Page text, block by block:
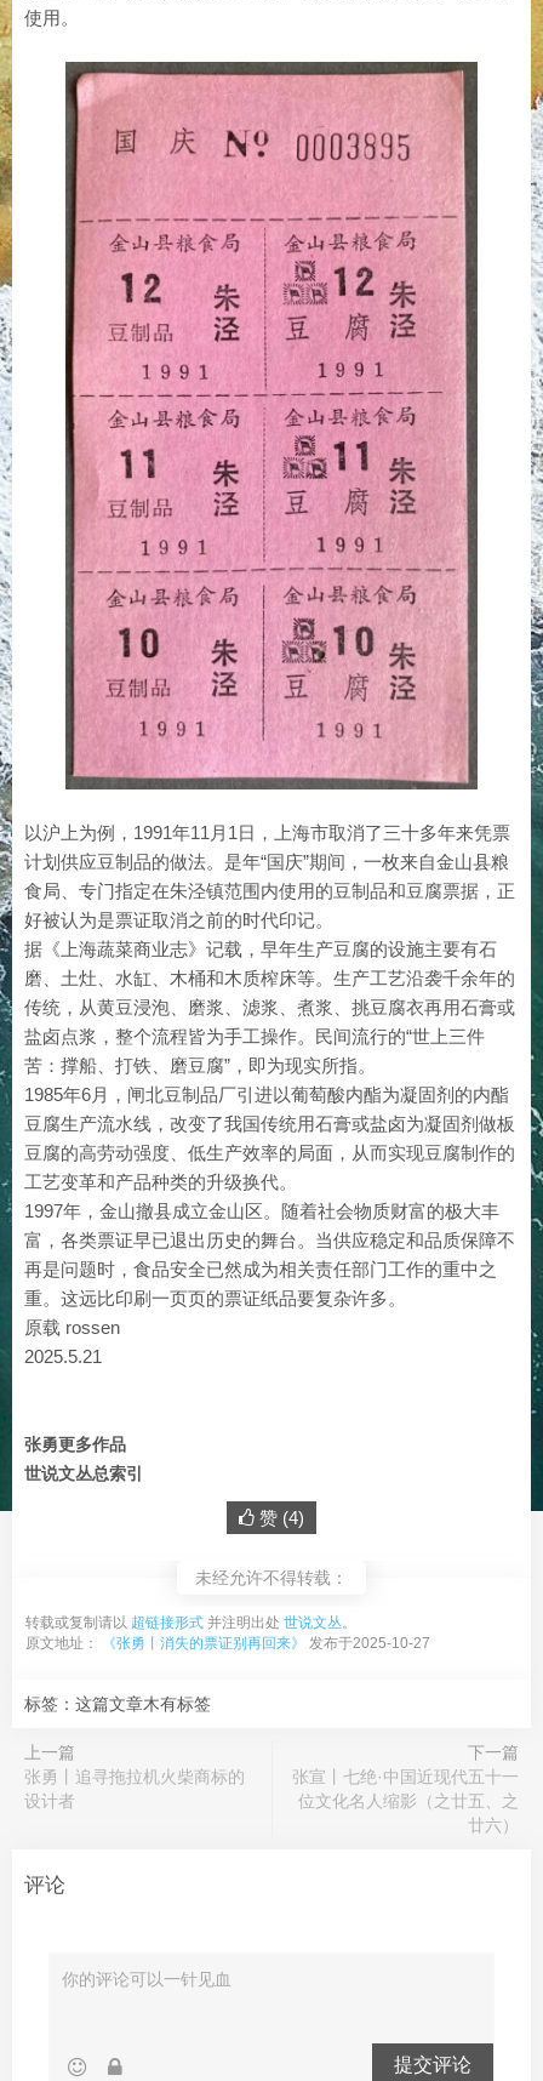
使用。
以沪上为例，1991年11月1日，上海市取消了三十多年来凭票
计划供应豆制品的做法。是年“国庆”期间，一枚来自金山县粮
食局、专门指定在朱泾镇范围内使用的豆制品和豆腐票据，正
好被认为是票证取消之前的时代印记。
据《上海蔬菜商业志》记载，早年生产豆腐的设施主要有石
磨、土灶、水缸、木桶和木质榨床等。生产工艺沿袭千余年的
传统，从黄豆浸泡、磨浆、滤浆、煮浆、挑豆腐衣再用石膏或
盐卤点浆，整个流程皆为手工操作。民间流行的“世上三件
苦：撑船、打铁、磨豆腐”，即为现实所指。
1985年6月，闸北豆制品厂引进以葡萄酸内酯为凝固剂的内酯
豆腐生产流水线，改变了我国传统用石膏或盐卤为凝固剂做板
豆腐的高劳动强度、低生产效率的局面，从而实现豆腐制作的
工艺变革和产品种类的升级换代。
1997年，金山撤县成立金山区。随着社会物质财富的极大丰
富，各类票证早已退出历史的舞台。当供应稳定和品质保障不
再是问题时，食品安全已然成为相关责任部门工作的重中之
重。这远比印刷一页页的票证纸品要复杂许多。
原载 rossen
2025.5.21
张勇更多作品
世说文丛总索引
赞 (4)
未经允许不得转载：
转载或复制请以 超链接形式 并注明出处 世说文丛。
原文地址：
《张勇丨消失的票证别再回来》 发布于2025-10-27
标签：这篇文章木有标签
上一篇
张勇丨追寻拖拉机火柴商标的
设计者
下一篇
张宣丨七绝·中国近现代五十一
位文化名人缩影（之廿五、之
廿六）
评论
提交评论